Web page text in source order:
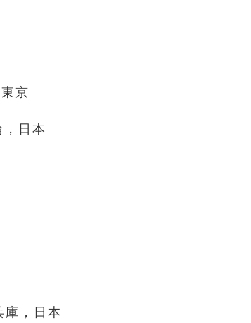
京
日本
，日本